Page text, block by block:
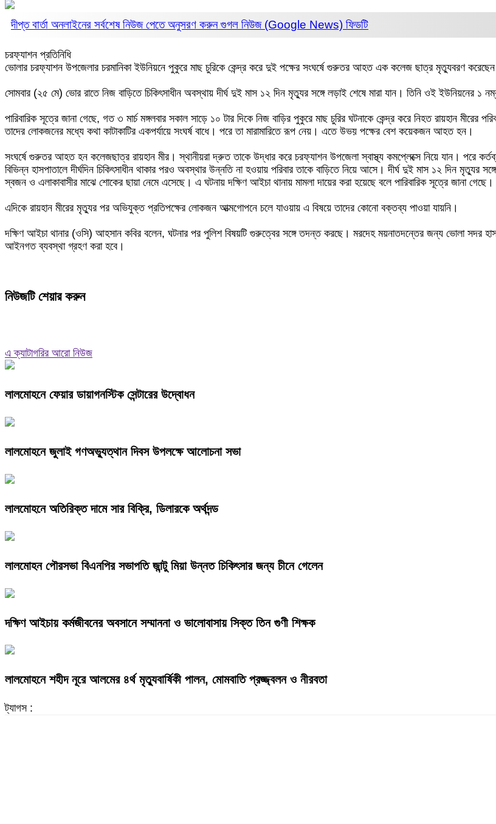
দীপ্ত বার্তা অনলাইনের সর্বশেষ নিউজ পেতে অনুসরণ করুনগুগল নিউজ (Google News) ফিডটি
চরফ্যাশন প্রতিনিধি
‎ভোলার চরফ্যাশন উপজেলার চরমানিকা ইউনিয়নে পুকুরে মাছ চুরিকে কেন্দ্র করে দুই পক্ষের সংঘর্ষে গুরুতর আহত এক কলেজ ছাত্র মৃত্যুবরণ
‎সোমবার (২৫ মে) ভোর রাতে নিজ বাড়িতে চিকিৎসাধীন অবস্থায় দীর্ঘ দুই মাস ১২ দিন মৃত্যুর সঙ্গে লড়াই শেষে মারা যান। তিনি ওই ইউনিয়নের ১ নম্বর
‎পারিবারিক সূত্রে জানা গেছে, গত ৩ মার্চ মঙ্গলবার সকাল সাড়ে ১০ টার দিকে নিজ বাড়ির পুকুরে মাছ চুরির ঘটনাকে কেন্দ্র করে নিহত রায়হান
তাদের লোকজনের মধ্যে কথা কাটাকাটির একপর্যায়ে সংঘর্ষ বাধে। পরে তা মারামারিতে রূপ নেয়। এতে উভয় পক্ষের বেশ কয়েকজন আহত হন।
‎সংঘর্ষে গুরুতর আহত হন কলেজছাত্র রায়হান মীর। স্থানীয়রা দ্রুত তাকে উদ্ধার করে চরফ্যাশন উপজেলা স্বাস্থ্য কমপ্লেক্সে নিয়ে যান। পরে
বিভিন্ন হাসপাতালে দীর্ঘদিন চিকিৎসাধীন থাকার পরও অবস্থার উন্নতি না হওয়ায় পরিবার তাকে বাড়িতে নিয়ে আসে। দীর্ঘ দুই মাস ১২ দিন মৃত্যুর
স্বজন ও এলাকাবাসীর মাঝে শোকের ছায়া নেমে এসেছে। এ ঘটনায় দক্ষিণ আইচা থানায় মামলা দায়ের করা হয়েছে বলে পারিবারিক সূত্রে জানা গেছে।
‎এদিকে রায়হান মীরের মৃত্যুর পর অভিযুক্ত প্রতিপক্ষের লোকজন আত্মগোপনে চলে যাওয়ায় এ বিষয়ে তাদের কোনো বক্তব্য পাওয়া যায়নি।
‎দক্ষিণ আইচা থানার (ওসি) আহসান কবির বলেন, ঘটনার পর পুলিশ বিষয়টি গুরুত্বের সঙ্গে তদন্ত করছে। মরদেহ ময়নাতদন্তের জন্য ভোলা সদর
আইনগত ব্যবস্থা গ্রহণ করা হবে।
নিউজটি শেয়ার করুন
এ ক্যাটাগরির আরো নিউজ
লালমোহনে ফেয়ার ডায়াগনস্টিক সেন্টারের উদ্বোধন
লালমোহনে জুলাই গণঅভ্যুত্থান দিবস উপলক্ষে আলোচনা সভা
লালমোহনে অতিরিক্ত দামে সার বিক্রি, ডিলারকে অর্থদন্ড
লালমোহন পৌরসভা বিএনপির সভাপতি জান্টু মিয়া উন্নত চিকিৎসার জন্য চীনে গেলেন
দক্ষিণ আইচায় কর্মজীবনের অবসানে সম্মাননা ও ভালোবাসায় সিক্ত তিন গুণী শিক্ষক
লালমোহনে শহীদ নূরে আলমের ৪র্থ মৃত্যুবার্ষিকী পালন, মোমবাতি প্রজ্জ্বলন ও নীরবতা
ট্যাগস :